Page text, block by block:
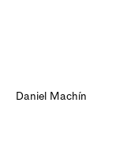
Daniel Machín